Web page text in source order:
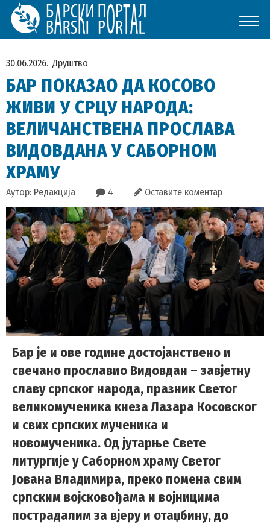
30.06.2026. Друштво
БАР ПОКАЗАО ДА КОСОВО
ЖИВИ У СРЦУ НАРОДА:
ВЕЛИЧАНСТВЕНА ПРОСЛАВА
ВИДОВДАНА У САБОРНОМ
ХРАМУ
Аутор: Редакција 4 Оставите коментар
Бар је и ове године достојанствено и
свечано прославио Видовдан – завјетну
славу српског народа, празник Светог
великомученика кнеза Лазара Косовског
и свих српских мученика и
новомученика. Од јутарње Свете
литургије у Саборном храму Светог
Јована Владимира, преко помена свим
српским војсковођама и војницима
пострадалим за вјеру и отаџбину, до